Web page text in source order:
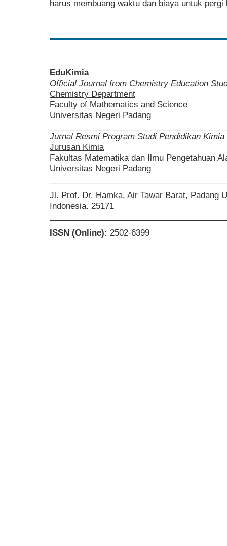
harus membuang waktu dan biaya untuk pergi
EduKimia
Official Journal from Chemistry Education
Chemistry Department
Faculty of Mathematics and Science
Universitas Negeri Padang
Jurnal Resmi Program Studi Pendidikan Kimia
Jurusan Kimia
Fakultas Matematika dan Ilmu Pengetahuan
Universitas Negeri Padang
Jl. Prof. Dr. Hamka, Air Tawar Barat, Padang
Indonesia. 25171
ISSN (Online): 2502-6399